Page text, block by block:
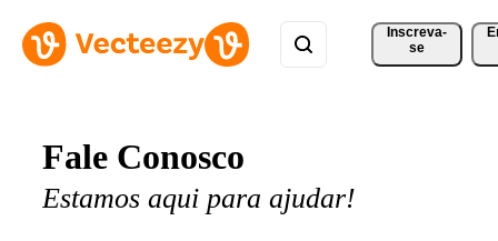
Inscreva-
se
Fale Conosco
Estamos aqui para ajudar!